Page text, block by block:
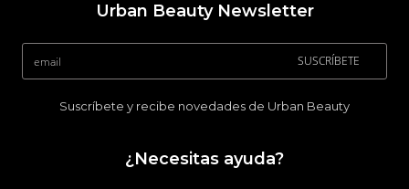
Urban Beauty Newsletter
SUSCRÍBETE
Suscríbete y recibe novedades de Urban Beauty
¿Necesitas ayuda?